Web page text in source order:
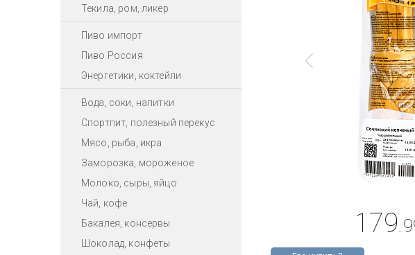
Текила, ром, ликер
Пиво импорт
Пиво Россия
Энергетики, коктейли
Вода, соки, напитки
Спортпит, полезный перекус
Мясо, рыба, икра
Заморозка, мороженое
Молоко, сыры, яйцо
Чай, кофе
Бакалея, консервы
Шоколад, конфеты
179